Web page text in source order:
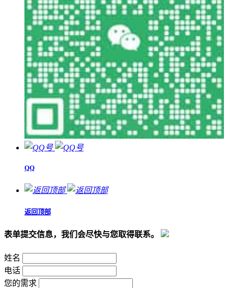
QQ
返回顶部
表单提交信息，我们会尽快与您取得联系。
姓名
电话
您的需求